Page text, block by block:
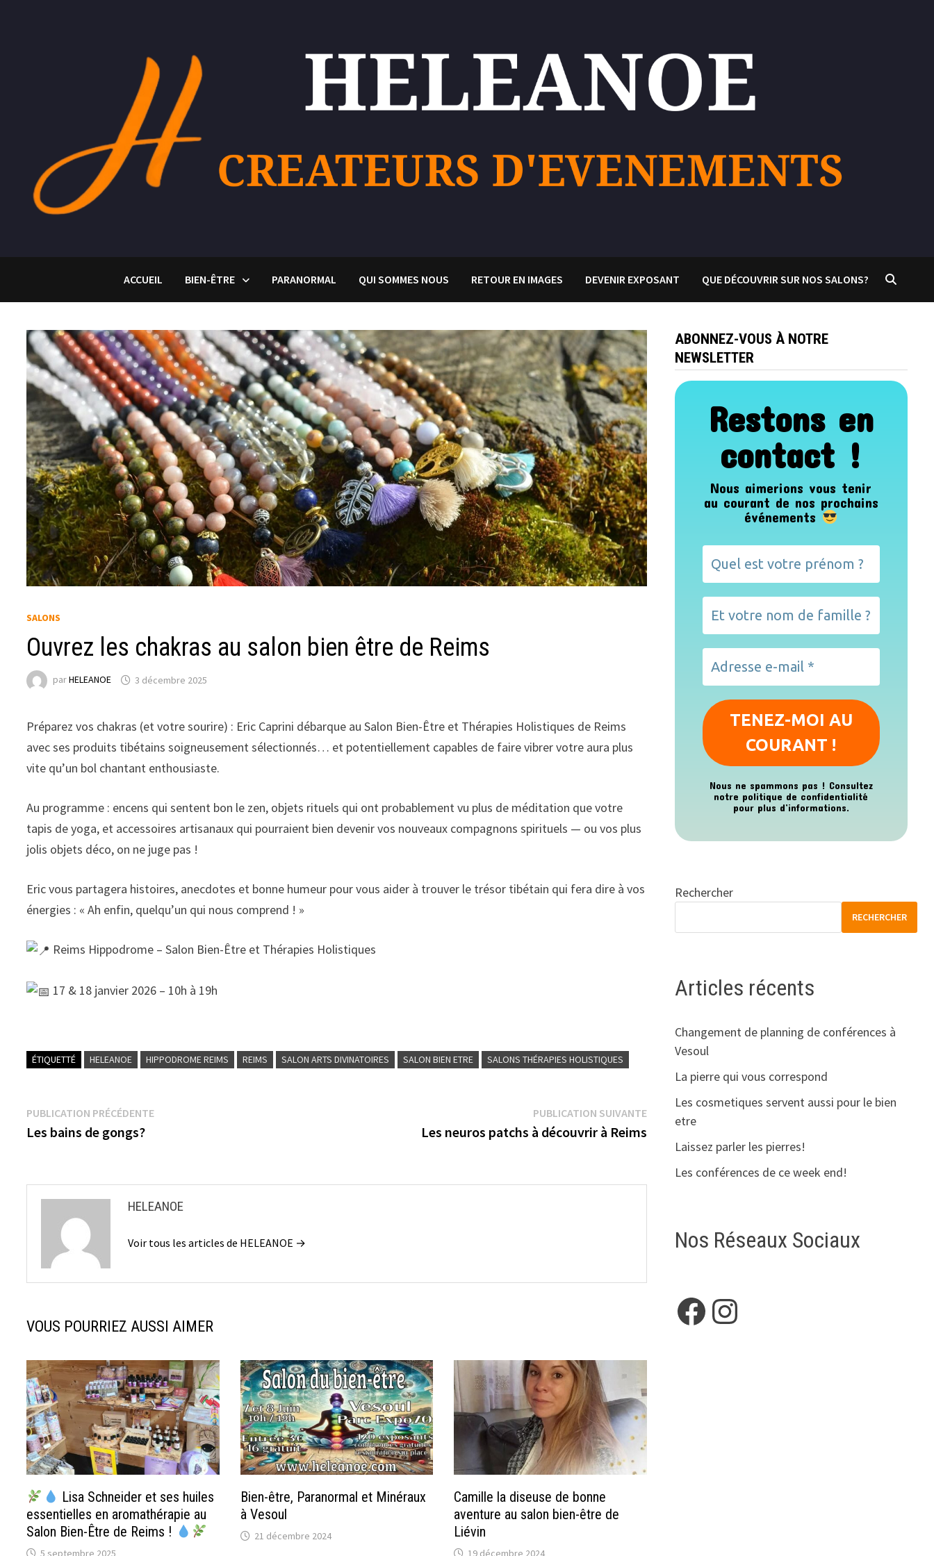
ACCUEIL BIEN-ÊTRE PARANORMAL QUI SOMMES NOUS RETOUR EN IMAGES DEVENIR EXPOSANT QUE DÉCOUVRIR SUR NOS SALONS?
SALONS
Ouvrez les chakras au salon bien être de Reims
parHELEANOE 3 décembre 2025
Préparez vos chakras (et votre sourire) : Eric Caprini débarque au Salon Bien-Être et Thérapies Holistiques de Reims
avec ses produits tibétains soigneusementsélectionnés… et potentiellement capables de faire vibrer votre aura plus
vite qu’un bol chantant enthousiaste.
Au programme : encens qui sentent bon le zen, objets rituels qui ont probablement vu plus de méditation que votre
tapis de yoga, et accessoires artisanaux qui pourraient bien devenir vos nouveaux compagnons spirituels — ou vos plus
jolis objets déco, on ne juge pas !
Eric vous partagera histoires, anecdotes et bonne humeur pour vous aider à trouver le trésor tibétain qui fera dire à vos
énergies : « Ah enfin, quelqu’un qui nous comprend ! »
Reims Hippodrome – Salon Bien-Être et Thérapies Holistiques
17 & 18 janvier 2026 – 10h à 19h
ÉTIQUETTÉ HELEANOE HIPPODROME REIMS REIMS SALON ARTS DIVINATOIRES SALON BIEN ETRE SALONS THÉRAPIES HOLISTIQUES
Navigation
de
PUBLICATION PRÉCÉDENTEPublication
Les bains de gongs?
PUBLICATION SUIVANTEPublication
suivante :
Les neuros patchs à découvrir à Reims
HELEANOE
Voir tous les articles de HELEANOE →
VOUS POURRIEZ AUSSI AIMER
Lisa Schneider et ses huiles
essentielles en aromathérapie au
Salon Bien-Être de Reims !
5 septembre 2025
Bien-être, Paranormal et Minéraux
à Vesoul
21 décembre 2024
Camille la diseuse de bonne
aventure au salon bien-être de
Liévin
19 décembre 2024
ABONNEZ-VOUS À NOTRE
NEWSLETTER
Restons en
contact !
Nous aimerions vous tenir
au courant de nos prochains
événements
Nous ne spammons pas ! Consultez
notre politique de confidentialité
pour plus d’informations.
Rechercher
RECHERCHER
Articles récents
Changement de planning de conférences à
Vesoul
La pierre qui vous correspond
Les cosmetiques servent aussi pour le bien
etre
Laissez parler les pierres!
Les conférences de ce week end!
Nos Réseaux Sociaux
Facebook
Instagram